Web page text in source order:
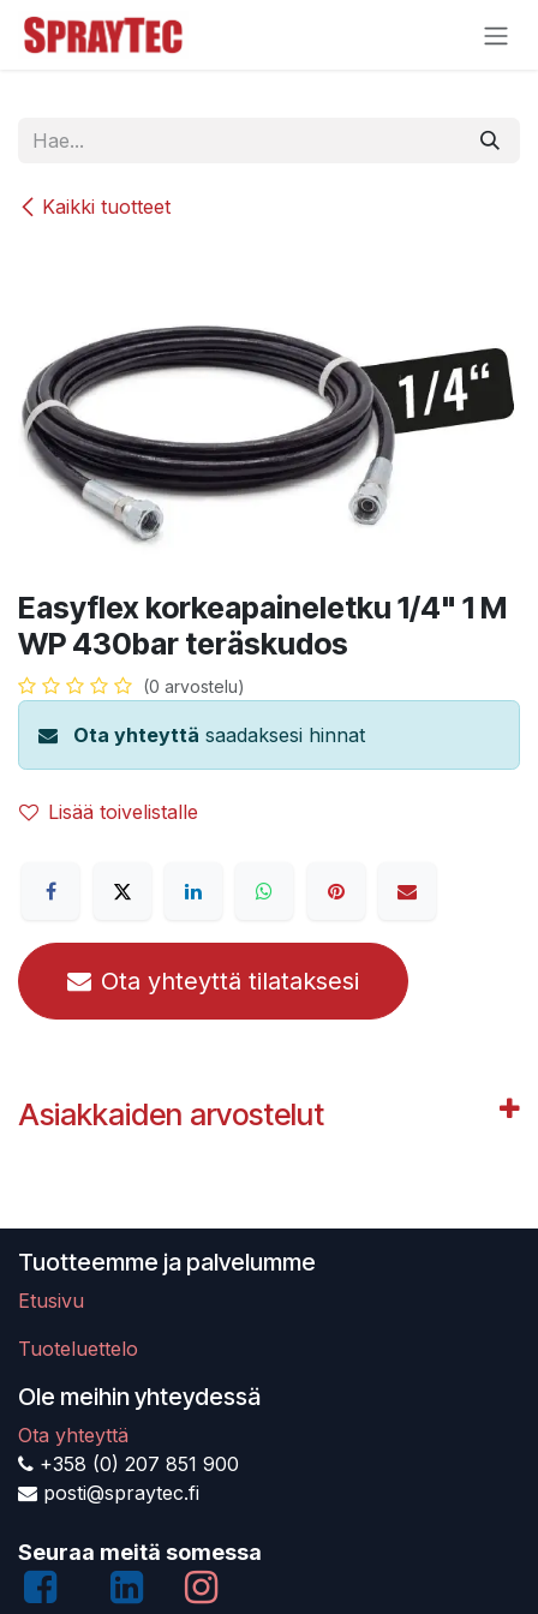
Siirry sisältöön
Kaikki tuotteet
Easyflex korkeapaineletku 1/4" 1 M
WP 430bar teräskudos
(0 arvostelu)
Ota yhteyttä saadaksesi hinnat
Lisää toivelistalle
Ota yhteyttä tilataksesi
Asiakkaiden arvostelut
Tuotteemme ja palvelumme
Etusivu
Tuoteluettelo
Ole meihin yhteydessä
Ota yhteyttä
+358 (0) 207 851 900
posti@spraytec.fi
Seuraa meitä somessa